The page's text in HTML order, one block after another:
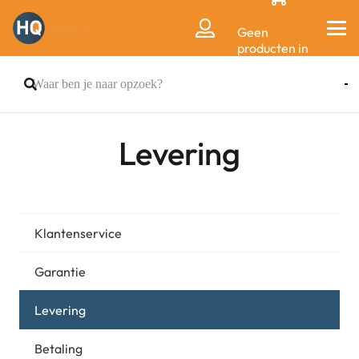
Geen
producten in
Levering
Klantenservice
Garantie
Levering
Betaling